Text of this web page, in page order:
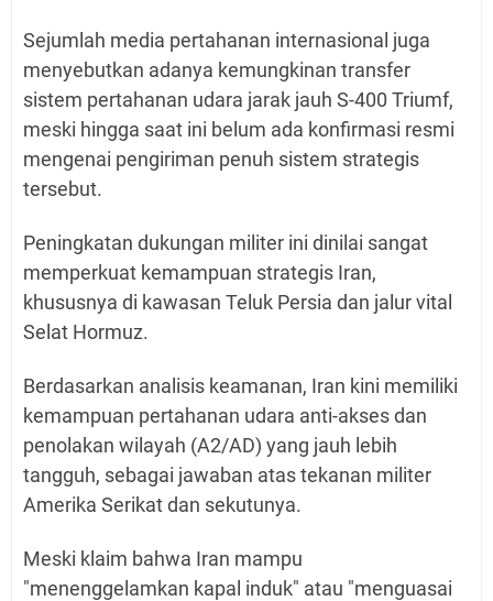
Sejumlah media pertahanan internasional juga
menyebutkan adanya kemungkinan transfer
sistem pertahanan udara jarak jauh S-400 Triumf,
meski hingga saat ini belum ada konfirmasi resmi
mengenai pengiriman penuh sistem strategis
tersebut.
Peningkatan dukungan militer ini dinilai sangat
memperkuat kemampuan strategis Iran,
khususnya di kawasan Teluk Persia dan jalur vital
Selat Hormuz.
Berdasarkan analisis keamanan, Iran kini memiliki
kemampuan pertahanan udara anti-akses dan
penolakan wilayah (A2/AD) yang jauh lebih
tangguh, sebagai jawaban atas tekanan militer
Amerika Serikat dan sekutunya.
Meski klaim bahwa Iran mampu
"menenggelamkan kapal induk" atau "menguasai